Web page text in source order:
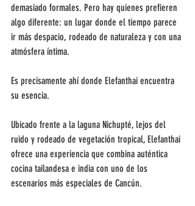
demasiado formales. Pero hay quienes prefieren
algo diferente: un lugar donde el tiempo parece
ir más despacio, rodeado de naturaleza y con una
atmósfera íntima.
Es precisamente ahí donde Elefanthai encuentra
su esencia.
Ubicado frente a la laguna Nichupté, lejos del
ruido y rodeado de vegetación tropical, Elefanthai
ofrece una experiencia que combina auténtica
cocina tailandesa e india con uno de los
escenarios más especiales de Cancún.